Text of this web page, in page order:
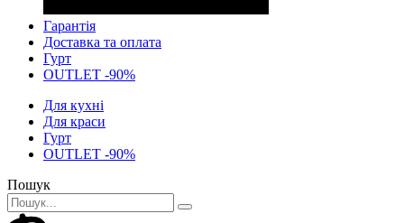
Гарантія
Доставка та оплата
Гурт
OUTLET -90%
Для кухні
Для краси
Гурт
OUTLET -90%
Пошук